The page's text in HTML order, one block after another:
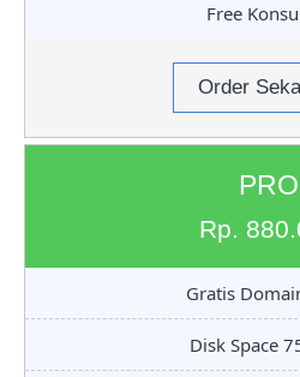
Free
Order
PRO
Rp.
Gratis
Disk Space